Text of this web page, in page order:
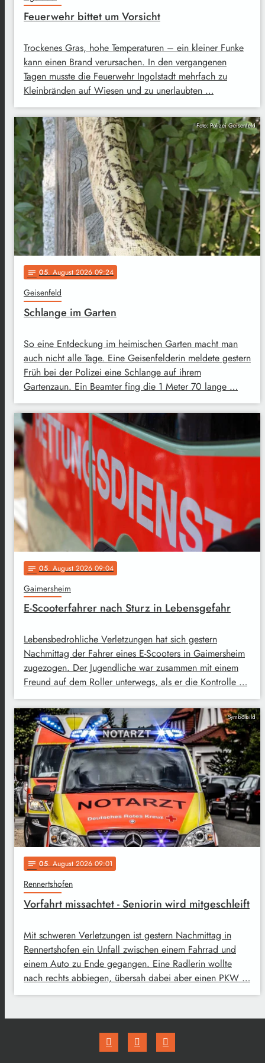
Feuerwehr bittet um Vorsicht
Trockenes Gras, hohe Temperaturen – ein kleiner Funke
kann einen Brand verursachen. In den vergangenen
Tagen musste die Feuerwehr Ingolstadt mehrfach zu
Kleinbränden auf Wiesen und zu unerlaubten …
Foto: Polizei Geisenfeld
notes 05. August 2026 09:24
Geisenfeld
Schlange im Garten
So eine Entdeckung im heimischen Garten macht man
auch nicht alle Tage. Eine Geisenfelderin meldete gestern
Früh bei der Polizei eine Schlange auf ihrem
Gartenzaun. Ein Beamter fing die 1 Meter 70 lange …
notes 05. August 2026 09:04
Gaimersheim
E-Scooterfahrer nach Sturz in Lebensgefahr
Lebensbedrohliche Verletzungen hat sich gestern
Nachmittag der Fahrer eines E-Scooters in Gaimersheim
zugezogen. Der Jugendliche war zusammen mit einem
Freund auf dem Roller unterwegs, als er die Kontrolle …
Symbolbild
notes 05. August 2026 09:01
Rennertshofen
Vorfahrt missachtet - Seniorin wird mitgeschleift
Mit schweren Verletzungen ist gestern Nachmittag in
Rennertshofen ein Unfall zwischen einem Fahrrad und
einem Auto zu Ende gegangen. Eine Radlerin wollte
nach rechts abbiegen, übersah dabei aber einen PKW …